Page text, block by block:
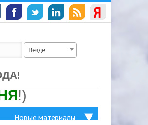
Везде
!)
Новые материалы